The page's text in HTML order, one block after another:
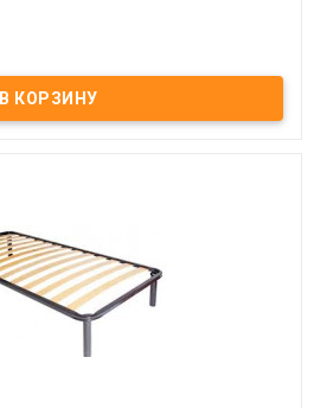
(25 мм между ламелями) 90х190 см
ламели: бук Материал втулки:
Ламель: количество - 21(22)